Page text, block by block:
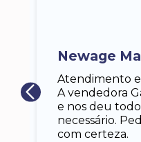
Atendimento
A vendedora
e nos deu
necessário.
com certeza.
Newage